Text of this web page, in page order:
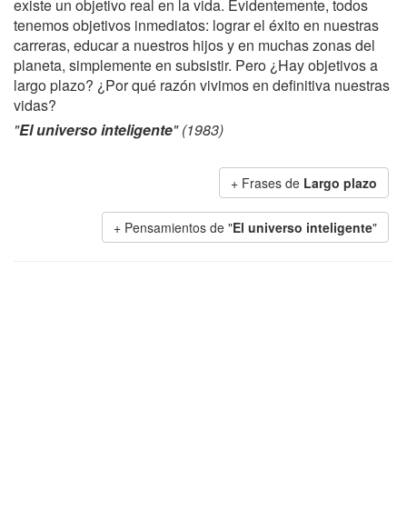
existe un objetivo real en la vida. Evidentemente, todos
tenemos objetivos inmediatos: lograr el éxito en nuestras
carreras, educar a nuestros hijos y en muchas zonas del
planeta, simplemente en subsistir. Pero ¿Hay objetivos a
largo plazo? ¿Por qué razón vivimos en definitiva nuestras
vidas?
"El universo inteligente" (1983)
+ Frases de Largo plazo
+ Pensamientos de "El universo inteligente"